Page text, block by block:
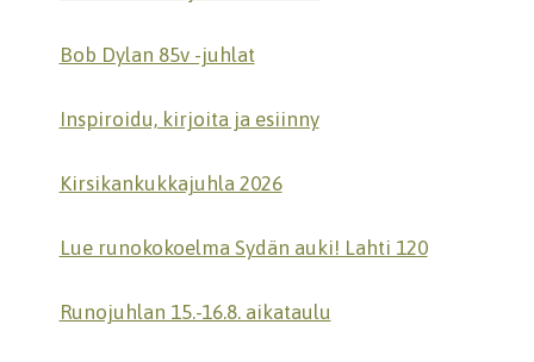
Bob Dylan 85v -juhlat
Inspiroidu, kirjoita ja esiinny
Kirsikankukkajuhla 2026
Lue runokokoelma Sydän auki! Lahti 120
Runojuhlan 15.-16.8. aikataulu